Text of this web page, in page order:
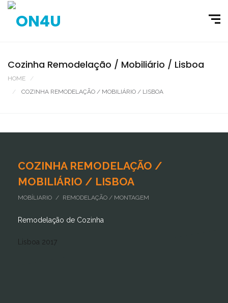
Cozinha Remodelação / Mobiliário / Lisboa
HOME
COZINHA REMODELAÇÃO / MOBILIÁRIO / LISBOA
COZINHA REMODELAÇÃO /
MOBILIÁRIO / LISBOA
MOBÍLIARIO / REMODELAÇÃO / MONTAGEM
Remodelação de Cozinha
Lisboa 2017